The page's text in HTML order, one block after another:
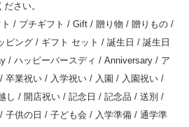
さい。
/ プチギフト / Gift / 贈り物 / 贈りもの /
ピング / ギフト セット / 誕生日 / 誕生日
/ ハッピーバースディ / Anniversary / ア
卒業祝い / 入学祝い / 入園 / 入園祝い /
し / 開店祝い / 記念日 / 記念品 / 送別 /
子供の日 / 子ども会 / 入学準備 / 通学準